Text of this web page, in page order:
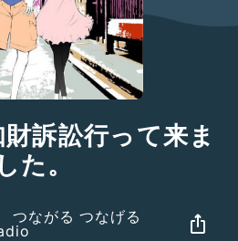
訴訟行って来ま
した。
つながる つなげる